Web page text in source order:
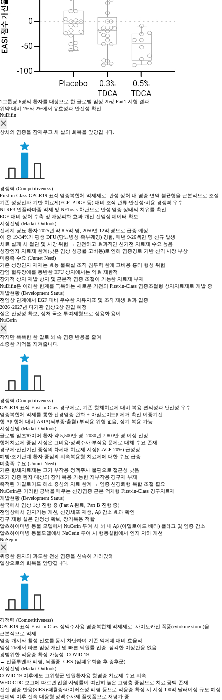
1그룹당 6명의 환자를 대상으로 한 글로벌 임상 2b상 Part1 시험 결과,
위약 대비 1%와 2%에서 유효성과 안전성 확인.
NuDifin
상처의 염증을 잠재우고 새 살의 회복을 앞당깁니다.
경쟁력 (Competitiveness)
First-in-Class GPCR19 표적 염증복합체 억제제로, 만성 상처 내 염증·면역 불균형을 근본적으로 조절
기존 성장인자 기반 치료제(EGF, PDGF 등) 대비 조직 관류·안전성·비용 경쟁력 우수
NLRP3 인플라마좀 억제 및 NETosis 차단으로 만성 염증 상태의 치유를 촉진
EGF 대비 상처 수축 및 재상피화 효과 개선 전임상 데이터 확보
시장전망 (Market Outlook)
전세계 당뇨 환자 2025년 약 8.5억 명, 2050년 12억 명으로 급증 예상
이 중 19-34%가 평생 DFU (당뇨병성 족부궤양) 경험, 매년 9-26백만 명 신규 발생
치료 실패 시 절단 및 사망 위험 → 안전하고 효과적인 신기전 치료제 수요 높음
성장인자 치료제 한계(낮은 임상 성공률·고비용)로 인해 염증경로 기반 신약 시장 부상
미충족 수요 (Unmet Need)
기존 성장인자 제제는 효능 불확실·조직 침투력 한계·고비용·흉터 형성 위험
감염·혈류장애를 동반한 DFU 상처에서는 약효 제한적
장기적 상처 재발 방지 및 근본적 염증 조절이 가능한 치료제 부재
NuDifin은 이러한 한계를 극복하는 새로운 기전의 First-in-Class 염증조절형 상처치료제로 개발 중
개발현황 (Development Status)
전임상 단계에서 EGF 대비 우수한 치유지표 및 조직 재생 효과 입증
2026~2027년 다기관 임상 2상 진입 예정
실온 안정성 확보, 상처 국소 투여제형으로 상용화 용이
NuCerin
작지만 똑똑한 한 알로 뇌 속 염증 반응을 줄여
소중한 기억을 지켜줍니다.
경쟁력 (Competitiveness)
GPCR19 표적 First-in-Class 경구제로, 기존 항체치료제 대비 복용 편의성과 안전성 우수
염증복합체 억제를 통한 신경염증 완화 + 아밀로이드β 제거 촉진 이중기전
항-Aβ 항체 대비 ARIA(뇌부종·출혈) 부작용 위험 없음, 장기 복용 가능
시장전망 (Market Outlook)
글로벌 알츠하이머 환자 약 5,500만 명, 2030년 7,800만 명 이상 전망
항체치료제 중심 시장은 고비용·정맥주사·부작용 문제로 대체 수요 존재
경구제·안전기전 중심의 차세대 치료제 시장(CAGR 20%) 급성장
예방·조기단계 환자 중심의 지속복용형 치료제에 대한 수요 급증
미충족 수요 (Unmet Need)
기존 항체치료제는 고가·부작용·정맥주사 불편으로 접근성 낮음
조기·경증 환자 대상의 장기 복용 가능한 저부작용 경구제 부재
축적된 아밀로이드 해소 중심의 치료 한계 → 염증·신경퇴행 복합 조절 필요
NuCerin은 이러한 공백을 메우는 신경염증 근본 억제형 First-in-Class 경구치료제
개발현황 (Development Status)
한국에서 임상 1상 진행 중 (Part A 완료, Part B 진행 중)
전임상에서 인지기능 개선, 신경세포 재생, Aβ 감소 효과 확인
경구 제형·실온 안정성 확보, 장기복용 적합
알츠하이머병 동물 모델에서 NuCerin 투여 시 뇌 내 Aβ (아밀로이드 베타) 플라크 및 염증 감소
알츠하이머병 동물모델에서 NuCerin 투여 시 행동실험에서 인지 저하 개선
NuSepin
위중한 환자의 과도한 전신 염증을 신속히 가라앉혀
일상으로의 회복을 앞당깁니다.
경쟁력 (Competitiveness)
GPCR19 표적 First-in-Class 정맥주사용 염증복합체 억제제로, 사이토카인 폭풍(cytokine storm)을
근본적으로 억제
염증 개시와 활성 신호를 동시 차단하여 기존 억제제 대비 효율적
임상 2b에서 빠른 임상 개선 및 빠른 퇴원률 입증, 심각한 이상반응 없음
광범위한 적응증 확장 가능성: COVID-19
→ 인플루엔자 폐렴, 뇌졸중, CRS (심폐우회술 후 증후군)
시장전망 (Market Outlook)
COVID-19 이후에도 고위험군 입원환자용 항염증 치료제 수요 지속
WHO·CDC 보고에 따르면 입원·사망률이 여전히 높은 고령층 중심으로 치료 공백 존재
전신 염증 반응(SIRS)·패혈증·바이러스성 폐렴 등으로 적응증 확장 시 시장 100억 달러이상 규모 예상
팬데믹 이후 신속 대응형 정맥주사제 플랫폼으로 재평가 중